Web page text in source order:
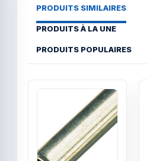
PRODUITS SIMILAIRES
PRODUITS À LA UNE
PRODUITS POPULAIRES